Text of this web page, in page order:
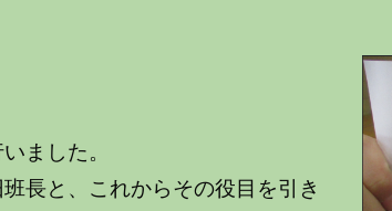
ました。
長と、これからその役目を引き